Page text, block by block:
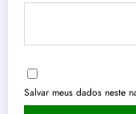
Salvar meus dados neste